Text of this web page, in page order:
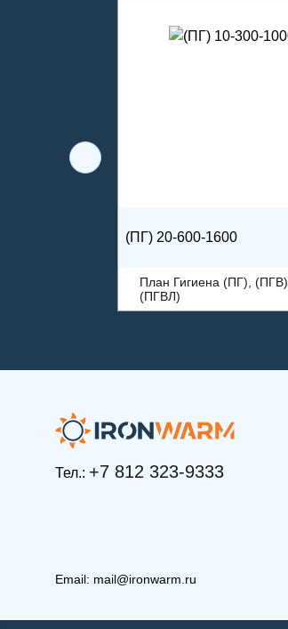
(ПГ) 20-600-1600
План Гигиена (ПГ), (ПГВ),
(ПГВЛ)
(ПГ) 10-600-2900
Тел.: +7 812 323-9333
Email: mail@ironwarm.ru